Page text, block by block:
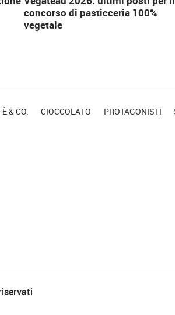
concorso di pasticceria 100%
vegetale
& CO. CIOCCOLATO PROTAGONISTI